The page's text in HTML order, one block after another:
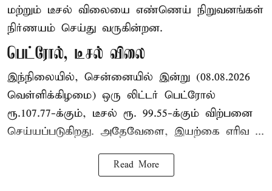
மற்றும் டீசல் விலையை எண்ணெய் நிறுவனங்கள்
நிர்ணயம் செய்து வருகின்றன.
பெட்ரோல், டீசல் விலை
இந்நிலையில், சென்னையில் இன்று (08.08.2026
வெள்ளிக்கிழமை) ஒரு லிட்டர் பெட்ரோல்
ரூ.107.77-க்கும், டீசல் ரூ. 99.55-க்கும் விற்பனை
செய்யப்படுகிறது. அதேவேளை, இயற்கை எரிவ ...
Read More